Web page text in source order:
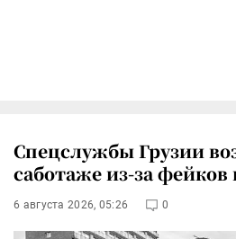
Спецслужбы Грузии
саботаже из-за фейков
6 августа 2026, 05:26 0